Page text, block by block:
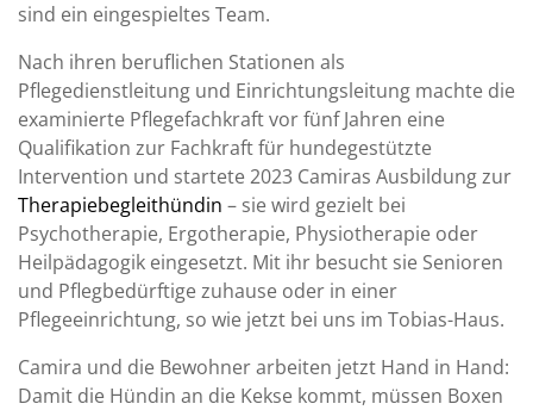
sind ein eingespieltes Team.
Nach ihren beruflichen Stationen als
Pflegedienstleitung und Einrichtungsleitung machte die
examinierte Pflegefachkraft vor fünf Jahren eine
Qualifikation zur Fachkraft für hundegestützte
Intervention und startete 2023 Camiras Ausbildung zur
Therapiebegleithündin – sie wird gezielt bei
Psychotherapie, Ergotherapie, Physiotherapie oder
Heilpädagogik eingesetzt. Mit ihr besucht sie Senioren
und Pflegbedürftige zuhause oder in einer
Pflegeeinrichtung, so wie jetzt bei uns im Tobias-Haus.
Camira und die Bewohner arbeiten jetzt Hand in Hand:
Damit die Hündin an die Kekse kommt, müssen Boxen